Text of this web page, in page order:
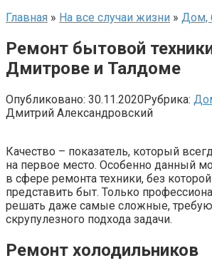
Главная » На все случаи жизни » Дом,
Ремонт бытовой
Дмитрове и Талдоме
Опубликовано: 30.11.2020Рубрика:
Дмитрий Александровский
Качество – показатель, который
на первое место. Особенно данный
в сфере ремонта техники, без
представить быт. Только
решать даже самые сложные,
скрупулезного подхода задачи.
Ремонт холодильников